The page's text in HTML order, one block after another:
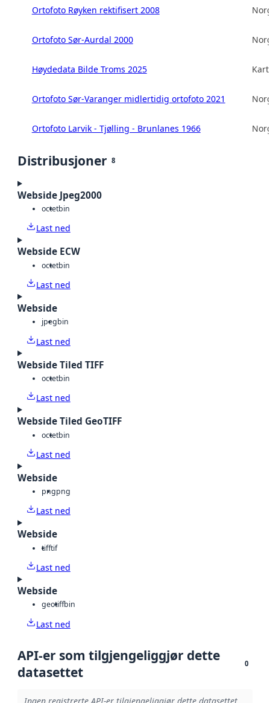
Ortofoto Røyken rektifisert 2008
Ortofoto Sør-Aurdal 2000
Høydedata Bilde Troms 2025
Ortofoto Sør-Varanger midlertidig ortofoto 2021
Ortofoto Larvik - Tjølling - Brunlanes 1966
Distribusjoner 8
Webside Jpeg2000
octetbin
Last ned
Webside ECW
octetbin
Last ned
Webside
jpegbin
Last ned
Webside Tiled TIFF
octetbin
Last ned
Webside Tiled GeoTIFF
octetbin
Last ned
Webside
pngpng
Last ned
Webside
tifftif
Last ned
Webside
geotiffbin
Last ned
API-er som tilgjengeliggjør dette
datasettet
0